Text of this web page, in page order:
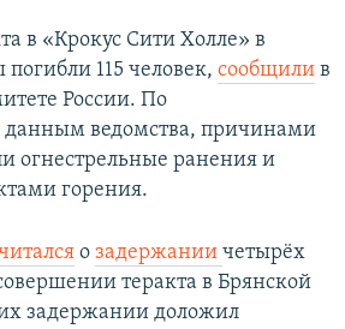
в «Крокус Сити Холле» в
115 человек, сообщили в
России. По
данным ведомства, причинами
огнестрельные ранения и
горения.
о задержании четырёх
теракта в Брянской
задержании доложил